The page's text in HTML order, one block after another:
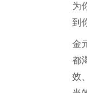
为
到
金
都
效